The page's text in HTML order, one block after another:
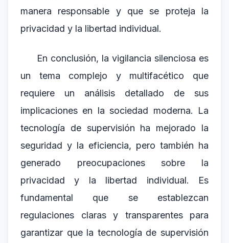
manera responsable y que se proteja la
privacidad y la libertad individual.
En conclusión, la vigilancia silenciosa es
un tema complejo y multifacético que
requiere un análisis detallado de sus
implicaciones en la sociedad moderna. La
tecnología de supervisión ha mejorado la
seguridad y la eficiencia, pero también ha
generado preocupaciones sobre la
privacidad y la libertad individual. Es
fundamental que se establezcan
regulaciones claras y transparentes para
garantizar que la tecnología de supervisión